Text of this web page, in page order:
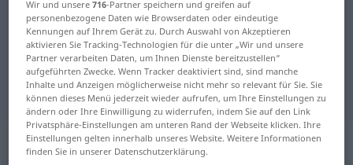
Deutsch-Kroatisch Übersetzung für
"Knopf"
"Knopf" Kroatisch Übersetzung
„Knopf“: Maskulinum
Wir und unsere716-Partner speichern und greifen auf
personenbezogene Daten wie Browserdaten oder eindeutige
Kennungen auf Ihrem Gerät zu. Durch Auswahl von Akzeptieren
aktivieren Sie Tracking-Technologien für die unter „Wir und unsere
Partner verarbeiten Daten, um Ihnen Dienste bereitzustellen“
aufgeführten Zwecke. Wenn Tracker deaktiviert sind, sind manche
Inhalte und Anzeigen möglicherweise nicht mehr so relevant für Sie. Sie
können dieses Menü jederzeit wieder aufrufen, um Ihre Einstellungen zu
ändern oder Ihre Einwilligung zu widerrufen, indem Sie auf den Link
Privatsphäre-Einstellungen am unteren Rand der Webseite klicken. Ihre
Einstellungen gelten innerhalb unseres Website. Weitere Informationen
finden Sie in unserer Datenschutzerklärung.